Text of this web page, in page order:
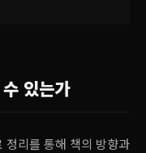
있는가
정리를 통해 책의 방향과